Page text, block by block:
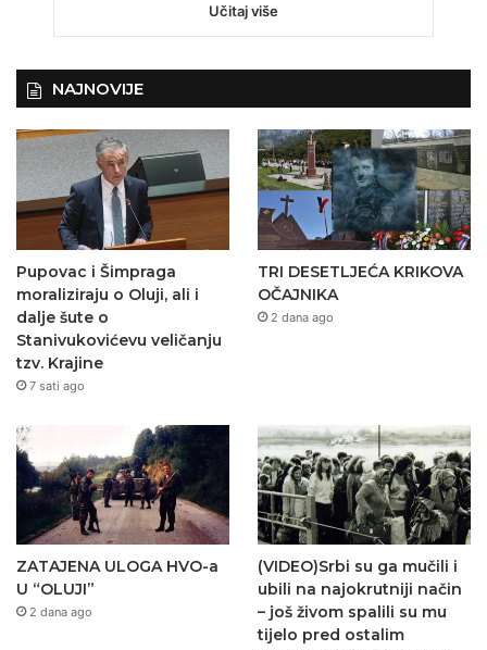
Učitaj više
NAJNOVIJE
Pupovac i Šimpraga
moraliziraju o Oluji, ali i
dalje šute o
Stanivukovićevu veličanju
tzv. Krajine
7 sati ago
TRI DESETLJEĆA KRIKOVA
OČAJNIKA
2 dana ago
ZATAJENA ULOGA HVO-a
U “OLUJI”
2 dana ago
(VIDEO)Srbi su ga mučili i
ubili na najokrutniji način
– još živom spalili su mu
tijelo pred ostalim